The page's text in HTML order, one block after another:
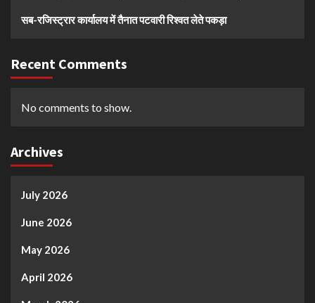
सब-रजिस्ट्रार कार्यालय में तैनात पटवारी रिश्वत लेते पकड़ा
Recent Comments
No comments to show.
Archives
July 2026
June 2026
May 2026
April 2026